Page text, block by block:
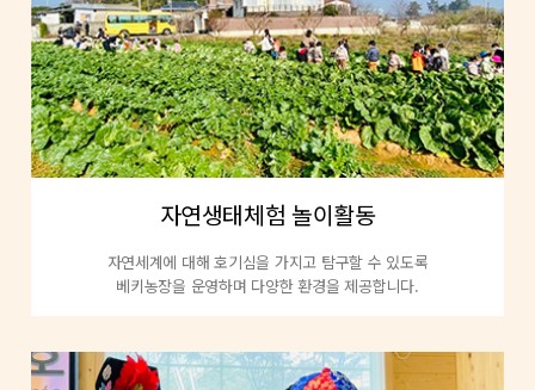
자연생태체험 놀이활동
자연세계에 대해 호기심을 가지고 탐구할 수 있도록
베키농장을 운영하며 다양한 환경을 제공합니다.